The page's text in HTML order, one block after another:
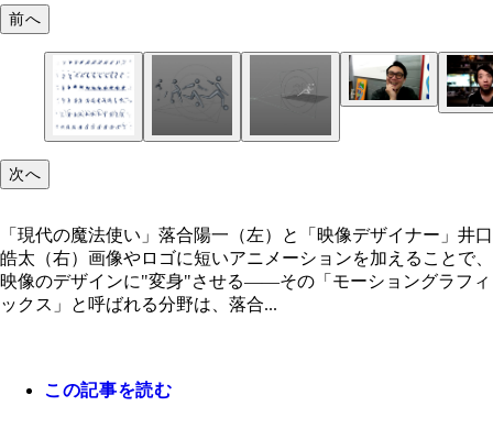
上から陸上競技、バスケットボール、総合馬術、
ー、新体操、車いすテニス。東京２０２０大会の
動くスポーツピクトグラム「サッカー」の制作過
像 ©Ｔｏｋｙｏ ２０２０
動くスポーツピクトグラム「陸上競技」の制作過
像 ©Ｔｏｋｙｏ ２０２０
前へ
次へ
「現代の魔法使い」落合陽一（左）と「映像デザイナー」井口
皓太（右）画像やロゴに短いアニメーションを加えることで、
映像のデザインに"変身"させる――その「モーショングラフィ
ックス」と呼ばれる分野は、落合...
この記事を読む